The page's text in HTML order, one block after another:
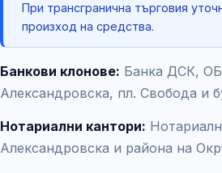
При трансгранична търговия
произход на средства.
Банкови клонове: Банка ДСК,
Александровска, пл. Свобода и
Нотариални кантори:
Александровска и района на